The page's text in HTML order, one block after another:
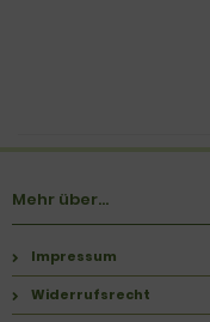
Mehr über...
Impressum
Widerrufsrecht